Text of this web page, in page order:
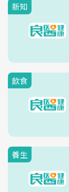
新知
飲食
養生